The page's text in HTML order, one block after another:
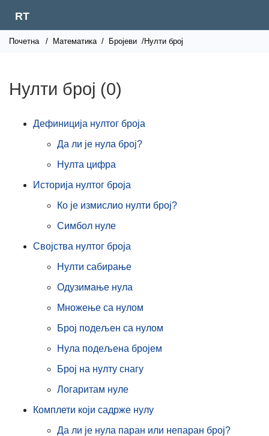
RT
Почетна / Математика / Бројеви /Нулти број
Нулти број (0)
Дефиниција нултог броја
Да ли је нула број?
Нулта цифра
Историја нултог броја
Ко је измислио нулти број?
Симбол нуле
Својства нултог броја
Нулти сабирање
Одузимање нула
Множење са нулом
Број подељен са нулом
Нула подељена бројем
Број на нулту снагу
Логаритам нуле
Комплети који садрже нулу
Да ли је нула паран или непаран број?